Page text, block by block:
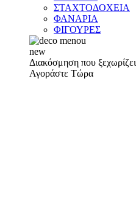
ΣΤΑΧΤΟΔΟΧΕΙΑ
ΦΑΝΑΡΙΑ
ΦΙΓΟΥΡΕΣ
new
Διακόσμηση που ξεχωρίζει
Αγοράστε Τώρα